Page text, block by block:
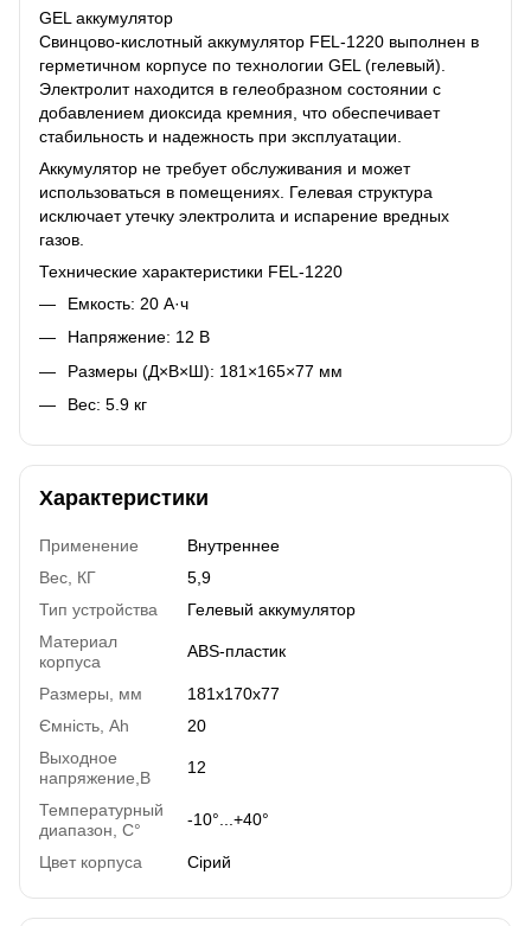
GEL аккумулятор
Свинцово-кислотный аккумулятор FEL-1220 выполнен в
герметичном корпусе по технологии GEL (гелевый).
Электролит находится в гелеобразном состоянии с
добавлением диоксида кремния, что обеспечивает
стабильность и надежность при эксплуатации.
Аккумулятор не требует обслуживания и может
использоваться в помещениях. Гелевая структура
исключает утечку электролита и испарение вредных
газов.
Технические характеристики FEL-1220
Емкость: 20 А·ч
Напряжение: 12 В
Размеры (Д×В×Ш): 181×165×77 мм
Вес: 5.9 кг
Характеристики
Применение
Внутреннее
Вес, КГ
5,9
Тип устройства
Гелевый аккумулятор
Материал
корпуса
АВS-пластик
Размеры, мм
181x170x77
Ємність, Ah
20
Выходное
напряжение,В
12
Температурный
диапазон, C°
-10°...+40°
Цвет корпуса Сірий